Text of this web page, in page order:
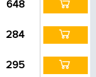
648
284
295